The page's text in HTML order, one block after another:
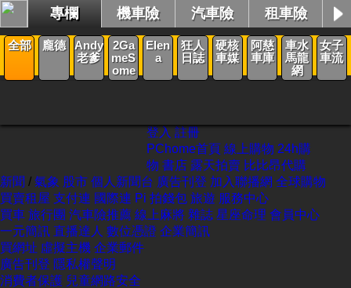
專欄 機車險 汽車險
租車險
新聞
全部 龐德
Andy
老爹
2Ga
meS
ome
Elen
a
狂人
日誌
硬核
車媒
阿慈
車庫
車水
馬龍
網
女子
車流
登入 註冊
PChome首頁 線上購物 24h購
物 書店 露天拍賣 比比昂代購
新聞 / 氣象 股市 個人新聞台 廣告刊登 加入聯播網 全球購物
買賣租屋 支付連 國際連 Pi 拍錢包 旅遊 服務中心
買車 旅行團 汽車險推薦 線上麻將 雜誌 星座命理 會員中心
一元簡訊 直播達人 數位憑證 企業簡訊
買網址 虛擬主機 企業郵件
廣告刊登 隱私權聲明
消費者保護 兒童網路安全